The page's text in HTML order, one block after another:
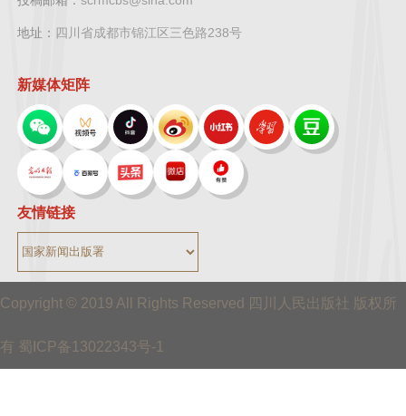
地址： 四川省成都市锦江区三色路238号
新媒体矩阵
友情链接
Copyright © 2019 All Rights Reserved 四川人民出版社 版权所
有 蜀ICP备13022343号-1